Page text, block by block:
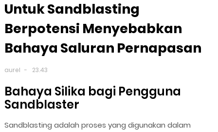
Untuk Sandblasting
Berpotensi Menyebabkan
Bahaya Saluran Pernapasan
aurel 23.43
Bahaya Silika bagi Pengguna
Sandblaster
Sandblasting adalah proses yang digunakan dalam